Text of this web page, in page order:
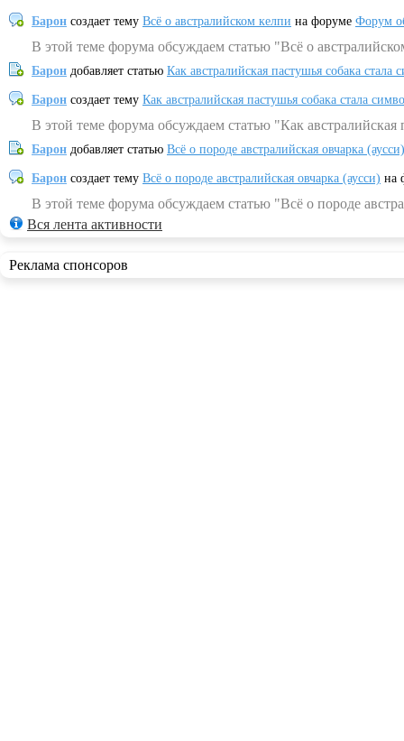
Барон создает тему Всё о австралийском келпи на форуме Форум
В этой теме форума обсуждаем статью "Всё о
Барон добавляет статью Как австралийская пастушья собака
Барон создает тему Как австралийская пастушья собака стала
В этой теме форума обсуждаем статью "Как
Барон добавляет статью Всё о породе австралийская овчарка (аусси)
Барон создает тему Всё о породе австралийская овчарка (аусси) на
В этой теме форума обсуждаем статью "Всё о породе
Вся лента активности
Реклама спонсоров